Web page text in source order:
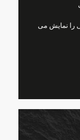
را نمایش می